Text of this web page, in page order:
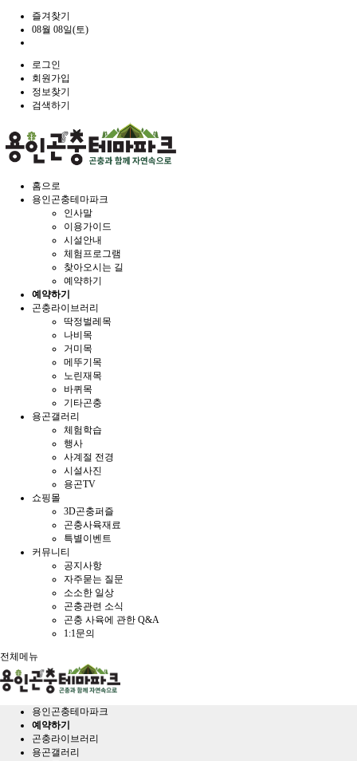
즐겨찾기
08월 08일(토)
로그인
회원가입
정보찾기
검색하기
홈으로
용인곤충테마파크
인사말
이용가이드
시설안내
체험프로그램
찾아오시는 길
예약하기
예약하기
곤충라이브러리
딱정벌레목
나비목
거미목
메뚜기목
노린재목
바퀴목
기타곤충
용곤갤러리
체험학습
행사
사계절 전경
시설사진
용곤TV
쇼핑몰
3D곤충퍼즐
곤충사육재료
특별이벤트
커뮤니티
공지사항
자주묻는 질문
소소한 일상
곤충관련 소식
곤충 사육에 관한 Q&A
1:1문의
전체메뉴
용인곤충테마파크
예약하기
곤충라이브러리
용곤갤러리